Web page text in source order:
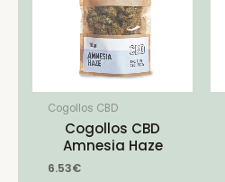
Cogollos CBD
Cogollos CBD
Amnesia Haze
6.53€